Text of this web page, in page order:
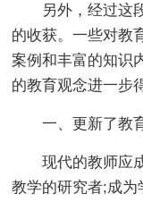
另外，经过这
的收获。一些对教
案例和丰富的知识
的教育观念进一步
一、更新了教
现代的教师应
教学的研究者;成